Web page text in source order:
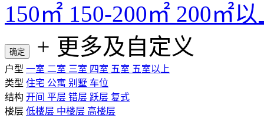
150㎡ 150-200㎡ 200㎡以
确定 + 更多及自定义
户型 一室 二室 三室 四室 五室 五室以上
类型 住宅 公寓 别墅 车位
结构 开间 平层 错层 跃层 复式
楼层 低楼层 中楼层 高楼层